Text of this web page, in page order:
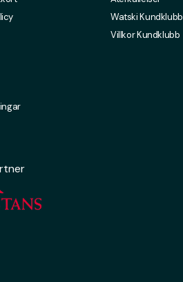
Watski Kundklubb
Villkor Kundklubb